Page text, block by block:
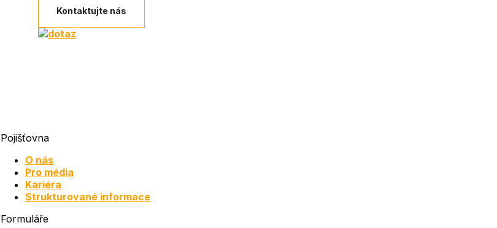
Kontaktujte nás
Pojišťovna
O nás
Pro média
Kariéra
Strukturované informace
Formuláře